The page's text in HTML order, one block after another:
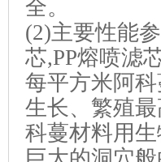
全。
(2)主要性能
芯,PP熔喷滤
每平方米阿
生长、繁殖
科蔓材料用